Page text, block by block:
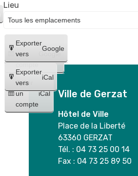
Créer
un
compte
Google
Créer
un
compte
iCal
Exporter
vers
Google
Exporter
vers
iCal
Lieu
Ville de Gerzat
Hôtel de Ville
Place de la Liberté
63360 GERZAT
Tél. : 04 73 25 00 14
Fax : 04 73 25 89 50